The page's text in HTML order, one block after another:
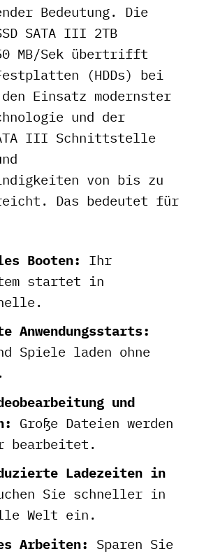
Bedeutung. Die
SATA III 2TB
MB/Sek übertrifft
(HDDs) bei
Einsatz modernster
und der
III Schnittstelle
von bis zu
Das bedeutet für
Booten: Ihr
startet in
Anwendungsstarts:
Spiele laden ohne
und
Große Dateien werden
bearbeitet.
Ladezeiten in
Sie schneller in
Welt ein.
Arbeiten: Sparen Sie